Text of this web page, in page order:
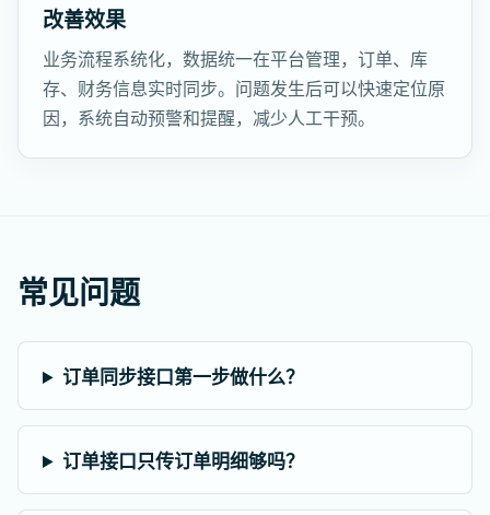
改善效果
业务流程系统化，数据统一在平台管理，订单、库
存、财务信息实时同步。问题发生后可以快速定位原
因，系统自动预警和提醒，减少人工干预。
常见问题
订单同步接口第一步做什么？
订单接口只传订单明细够吗？